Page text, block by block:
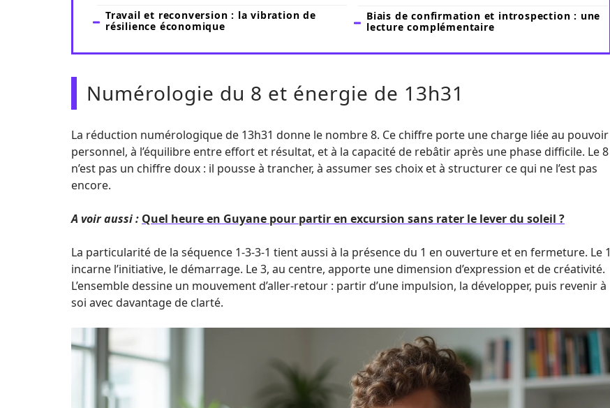
Travail et reconversion : la vibration de
résilience économique
Biais de confirmation et introspection : une
lecture complémentaire
Numérologie du 8 et énergie de 13h31
La réduction numérologique de 13h31 donne le nombre 8. Ce chiffre porte une charge liée au pouvoir
personnel, à l’équilibre entre effort et résultat, et à la capacité de rebâtir après une phase difficile. Le 8
n’est pas un chiffre doux : il pousse à trancher, à assumer ses choix et à structurer ce qui ne l’est pas
encore.
A voir aussi : Quel heure en Guyane pour partir en excursion sans rater le lever du soleil ?
La particularité de la séquence 1-3-3-1 tient aussi à la présence du 1 en ouverture et en fermeture. Le 1
incarne l’initiative, le démarrage. Le 3, au centre, apporte une dimension d’expression et de créativité.
L’ensemble dessine un mouvement d’aller-retour : partir d’une impulsion, la développer, puis revenir à
soi avec davantage de clarté.